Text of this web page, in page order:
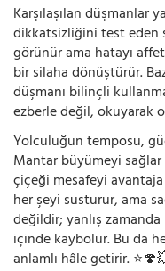
Karşılaşılan düşmanlar
dikkatsizliğini test eden
görünür ama hatayı
bir silaha dönüştürür.
düşmanı bilinçli
ezberle değil, okuyarak
Yolculuğun temposu,
Mantar büyümeyi
çiçeği mesafeyi avantaja
her şeyi susturur, ama
değildir; yanlış
içinde kaybolur. Bu da
anlamlı hâle getirir.